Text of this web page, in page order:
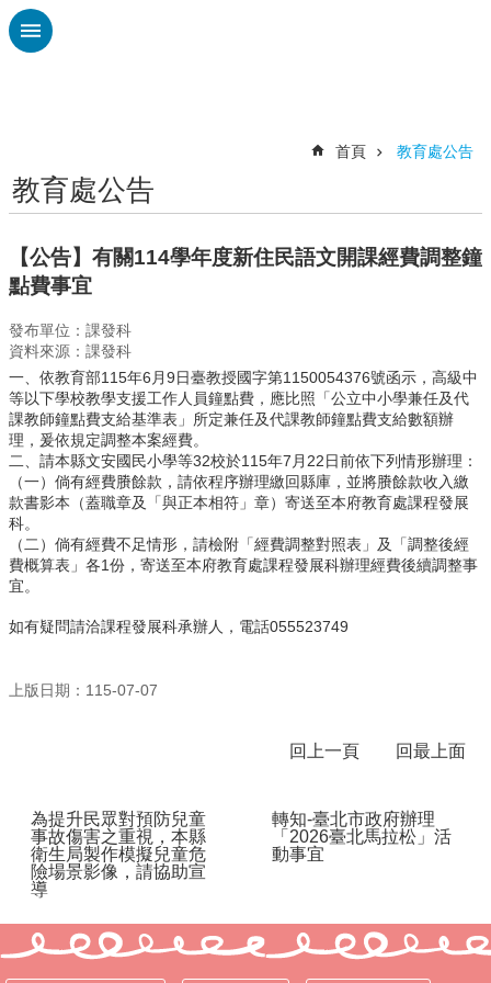
跳到主要內容區塊
認
廣
興
刊
專
欄
校
園
動
態
行
政
處
專
化
學
校
關
網
頁
首頁 教育處公告
教育處公告
【公告】有關114學年度新住民語文開課經費調整鐘
點費事宜
發布單位：課發科
資料來源：課發科
一、依教育部115年6月9日臺教授國字第1150054376號函示，高級中
等以下學校教學支援工作人員鐘點費，應比照「公立中小學兼任及代
課教師鐘點費支給基準表」所定兼任及代課教師鐘點費支給數額辦
理，爰依規定調整本案經費。
二、請本縣文安國民小學等32校於115年7月22日前依下列情形辦理：
（一）倘有經費賸餘款，請依程序辦理繳回縣庫，並將賸餘款收入繳
款書影本（蓋職章及「與正本相符」章）寄送至本府教育處課程發展
科。
（二）倘有經費不足情形，請檢附「經費調整對照表」及「調整後經
費概算表」各1份，寄送至本府教育處課程發展科辦理經費後續調整事
宜。
如有疑問請洽課程發展科承辦人，電話055523749
上版日期：115-07-07
回上一頁 回最上面
為提升民眾對預防兒童
事故傷害之重視，本縣
衛生局製作模擬兒童危
險場景影像，請協助宣
導
轉知-臺北市政府辦理
「2026臺北馬拉松」活
動事宜